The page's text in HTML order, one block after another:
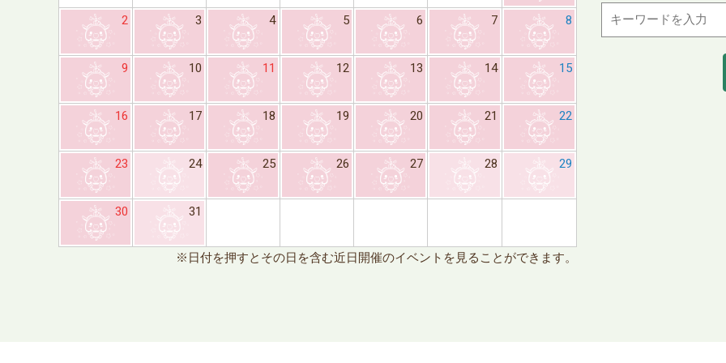
2 3 4 5 6 7 8
9 10 11 12 13 14 15
16 17 18 19 20 21 22
23 24 25 26 27 28 29
30 31
※日付を押すとその日を含む近日開催のイベントを見ることができます。
6